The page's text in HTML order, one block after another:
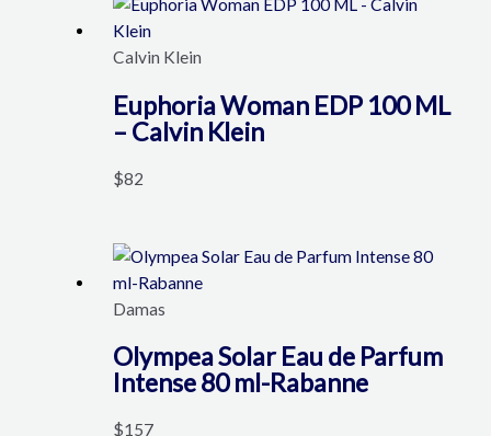
Calvin Klein
Euphoria Woman EDP 100 ML
– Calvin Klein
$82
Damas
Olympea Solar Eau de Parfum
Intense 80 ml-Rabanne
$157